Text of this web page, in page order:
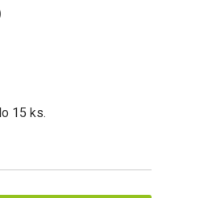
15 ks.